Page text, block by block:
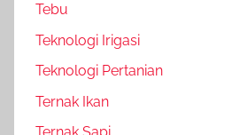
Tebu
Teknologi Irigasi
Teknologi Pertanian
Ternak Ikan